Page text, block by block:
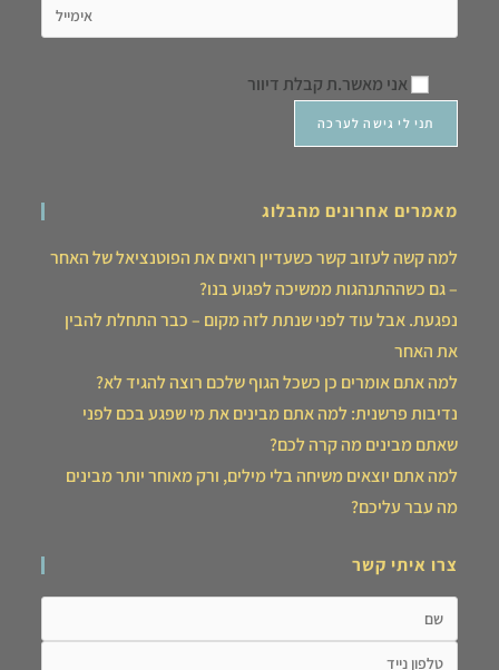
אני מאשר.ת קבלת דיוור
מאמרים אחרונים מהבלוג
למה קשה לעזוב קשר כשעדיין רואים את הפוטנציאל של האחר
– גם כשההתנהגות ממשיכה לפגוע בנו?
נפגעת. אבל עוד לפני שנתת לזה מקום – כבר התחלת להבין
את האחר
למה אתם אומרים כן כשכל הגוף שלכם רוצה להגיד לא?
נדיבות פרשנית: למה אתם מבינים את מי שפגע בכם לפני
שאתם מבינים מה קרה לכם?
למה אתם יוצאים משיחה בלי מילים, ורק מאוחר יותר מבינים
מה עבר עליכם?
צרו איתי קשר